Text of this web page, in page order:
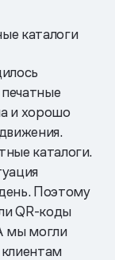
каталоги
и хорошо
каталоги.
Поэтому
QR-коды
мы могли